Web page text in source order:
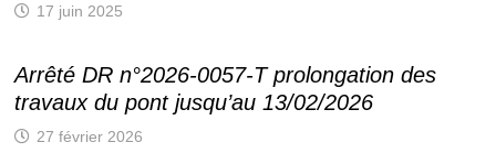
17 juin 2025
Arrêté DR n°2026-0057-T prolongation des
travaux du pont jusqu’au 13/02/2026
27 février 2026